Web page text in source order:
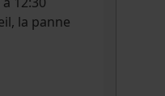
la panne